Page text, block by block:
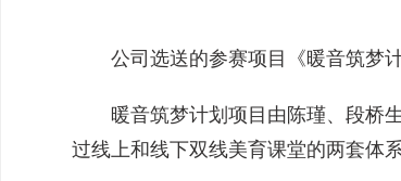
公司选送的参赛项目《暖音筑梦
暖音筑梦计划项目由陈瑾、段桥
过线上和线下双线美育课堂的两套体